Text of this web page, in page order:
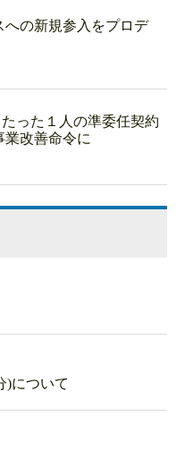
への新規参入をプロデ
った１人の準委任契約
業改善命令に
)について